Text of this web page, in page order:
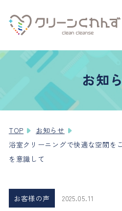
お知
TOP
お知らせ
浴室クリーニングで快適な空間
を意識して
お客様の声 2025.05.11